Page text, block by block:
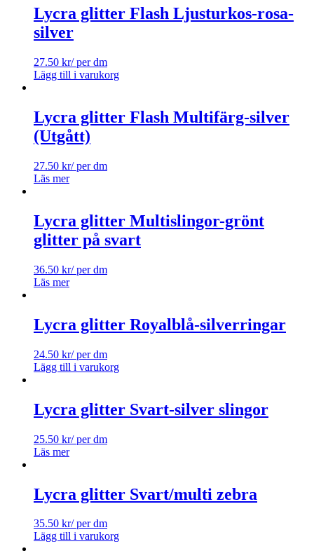
Lycra glitter Flash Ljusturkos-rosa-
silver
27.50 kr/ per dm
Lägg till i varukorg
Lycra glitter Flash Multifärg-silver
(Utgått)
27.50 kr/ per dm
Läs mer
Lycra glitter Multislingor-grönt
glitter på svart
36.50 kr/ per dm
Läs mer
Lycra glitter Royalblå-silverringar
24.50 kr/ per dm
Lägg till i varukorg
Lycra glitter Svart-silver slingor
25.50 kr/ per dm
Läs mer
Lycra glitter Svart/multi zebra
35.50 kr/ per dm
Lägg till i varukorg